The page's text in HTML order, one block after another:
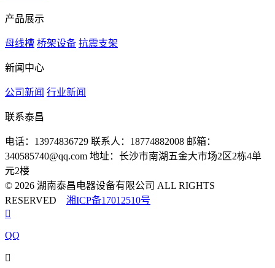
产品展示
母线槽 桥架设备 抗震支架
新闻中心
公司新闻 行业新闻
联系泰昌
电话：13974836729 联系人：18774882008 邮箱：
340585740@qq.com 地址：长沙市南湖五金大市场2区2栋4单
元2楼
© 2026 湖南泰昌电器设备有限公司 ALL RIGHTS
RESERVED 湘ICP备17012510号

QQ
